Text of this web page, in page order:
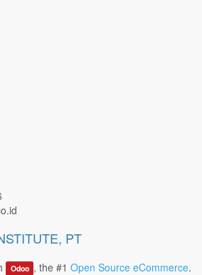
PT
Odoo , the #1 Open Source eCommerce.